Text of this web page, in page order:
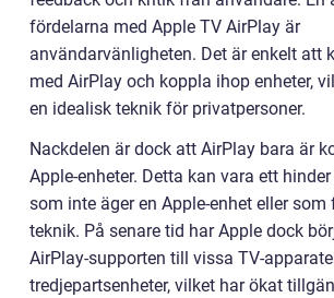
fördelarna med Apple TV AirPlay är
användarvänligheten. Det är enkelt att
med AirPlay och koppla ihop enheter,
en idealisk teknik för privatpersoner.
Nackdelen är dock att AirPlay bara är
Apple-enheter. Detta kan vara ett
som inte äger en Apple-enhet eller som
teknik. På senare tid har Apple dock
AirPlay-supporten till vissa TV-
tredjepartsenheter, vilket har ökat